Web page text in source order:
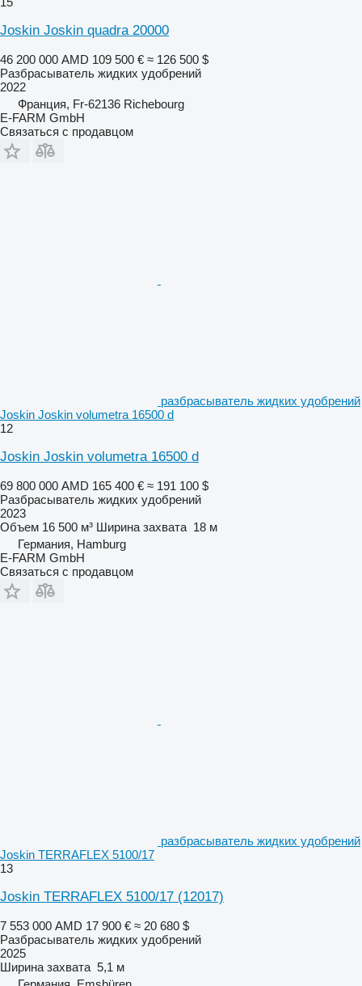
Joskin Joskin quadra 20000
46 200 000 AMD 109 500 € ≈ 126 500 $
Разбрасыватель жидких удобрений
2022
Франция, Fr-62136 Richebourg
E-FARM GmbH
Связаться с продавцом
разбрасыватель жидких удобрений
Joskin Joskin volumetra 16500 d
12
Joskin Joskin volumetra 16500 d
69 800 000 AMD 165 400 € ≈ 191 100 $
Разбрасыватель жидких удобрений
2023
Объем 16 500 м³ Ширина захвата 18 м
Германия, Hamburg
E-FARM GmbH
Связаться с продавцом
разбрасыватель жидких удобрений
Joskin TERRAFLEX 5100/17
13
Joskin TERRAFLEX 5100/17 (12017)
7 553 000 AMD 17 900 € ≈ 20 680 $
Разбрасыватель жидких удобрений
2025
Ширина захвата 5,1 м